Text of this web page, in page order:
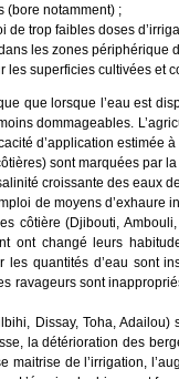
(bore notamment) ;
trop faibles doses
les zones périphérique
les superficies cultivées et
que lorsque l’eau est
dommageables.
d’application estimée à
sont marquées par
croissante des eaux
de moyens
côtière (Djibouti,
ont changé leurs
quantités d’eau sont
ravageurs sont
Dissay, Toha,
la détérioration des
de l’irrigation,